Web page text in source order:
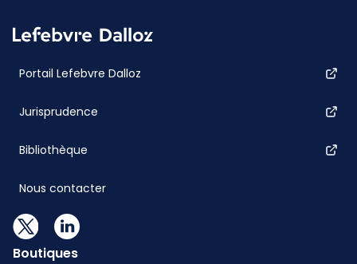
Portail Lefebvre Dalloz
Jurisprudence
Bibliothèque
Nous contacter
Boutiques